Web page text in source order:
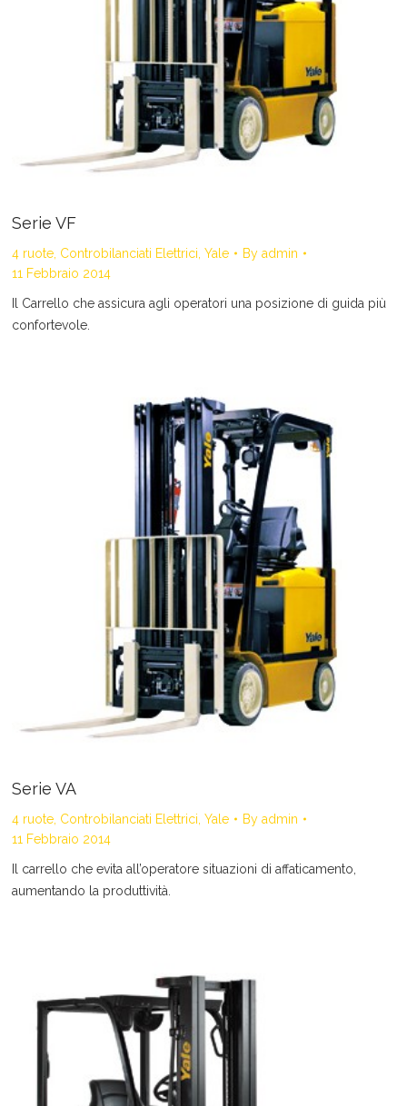
Serie VF
4 ruote, Controbilanciati Elettrici Yale By admin
11 Febbraio 2014
Il Carrello che assicura agli operatori una posizione di guida più
confortevole.
Serie VA
4 ruote, Controbilanciati Elettrici Yale By admin
11 Febbraio 2014
Il carrello che evita all’operatore situazioni di affaticamento,
aumentando la produttività.